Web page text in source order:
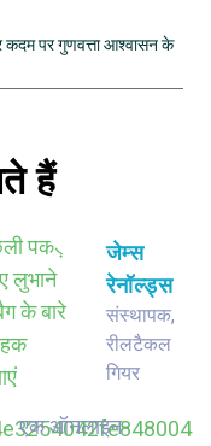
कदम पर गुणवत्ता आश्वासन के
हैं
जेम्स
रेनॉल्ड्स
संस्थापक,
रीलटैकल
गियर
एक ऑनलाइन